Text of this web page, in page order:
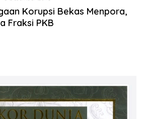
Korupsi Bekas Menpora,
Fraksi PKB